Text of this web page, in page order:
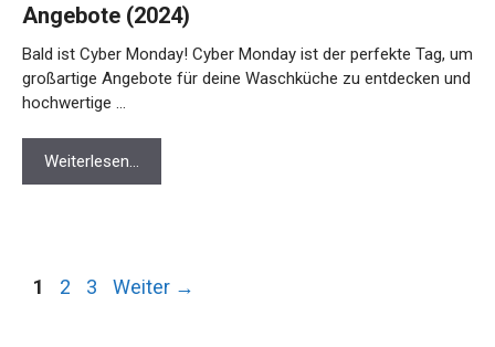
Angebote (2024)
Bald ist Cyber Monday! Cyber Monday ist der perfekte Tag, um
großartige Angebote für deine Waschküche zu entdecken und
hochwertige …
Weiterlesen…
Seite
1 Seite
2 Seite
3 Weiter →